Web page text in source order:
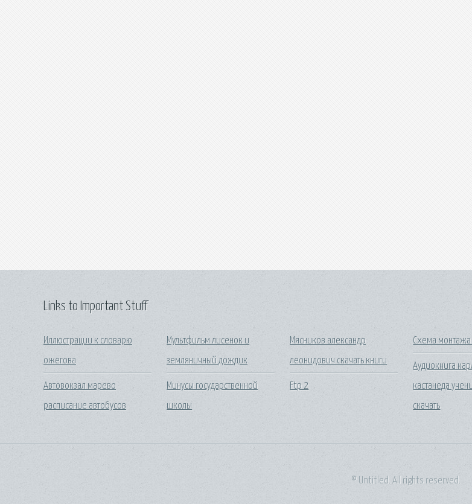
Links to Important Stuff
Иллюстрации к словарю
ожегова
Автовокзал марево
расписание автобусов
Мультфильм лисенок и
земляничный дождик
Минусы государственной
школы
Мясников александр
леонидович скачать книги
Ftp 2
Схема монтажа
Аудиокнига
кастанеда
скачать
© Untitled. All rights reserved.